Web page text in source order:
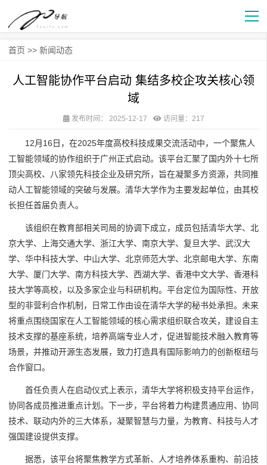
首页 >> 新闻动态
人工智能协作平台启动 集结多校企攻关核心领
域
发布时间： 2025-12-17 访问量：217
12月16日，在2025年度高校科技成果交流活动中，一个聚焦人
工智能领域的协作组织于广州正式启动。该平台汇聚了国内外十七所
顶尖高校、八家领先科技企业及研究所，旨在凝聚多方资源，共同推
动人工智能领域的突破与发展。清华大学作为主要发起单位，由其校
长担任首届负责人。
该组织在教育部相关司局的协调下成立，成员包括清华大学、北
京大学、上海交通大学、浙江大学、南京大学、复旦大学、武汉大
学、华中科技大学、中山大学、北京师范大学、北京邮电大学、东南
大学、厦门大学、南方科技大学、西湖大学、香港中文大学、香港科
技大学等高校，以及多家企业与科研机构。平台定位为国际性、开放
型的非营利合作机制，日常工作由设在清华大学的秘书处承担。未来
将重点围绕国家在人工智能领域的核心需求组织联合攻关，建设自主
技术支撑的基座系统，培养高端专业人才，促进智能技术融入教育等
场景，并推动开源生态发展，致力打造具有国际影响力的创新枢纽与
合作窗口。
首任负责人在启动仪式上表示，清华大学将积极支持平台运作，
协同各成员推进重点计划。下一步，平台将着力构建贯通应用、协同
技术、联动内外的三大体系，凝聚智慧与力量，为教育、科技与人才
强国建设提供支撑。
据悉，该平台将聚焦教学方式革新、人才培养体系重构、前沿技